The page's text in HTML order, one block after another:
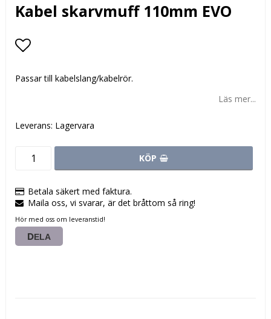
Kabel skarvmuff 110mm EVO
Passar till kabelslang/kabelrör.
Läs mer...
Leverans: Lagervara
KÖP
Betala säkert med faktura.
Maila oss, vi svarar, är det bråttom så ring!
Hör med oss om leveranstid!
DELA